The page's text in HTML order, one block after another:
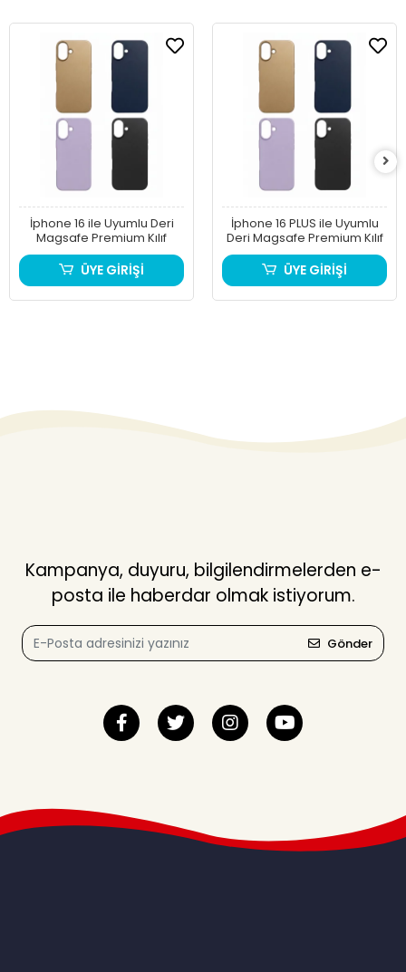
İphone 16 ile Uyumlu Deri
Magsafe Premium Kılıf
ÜYE GİRİŞİ
İphone 16 PLUS ile Uyumlu
Deri Magsafe Premium Kılıf
ÜYE GİRİŞİ
Kampanya, duyuru, bilgilendirmelerden e-
posta ile haberdar olmak istiyorum.
Gönder